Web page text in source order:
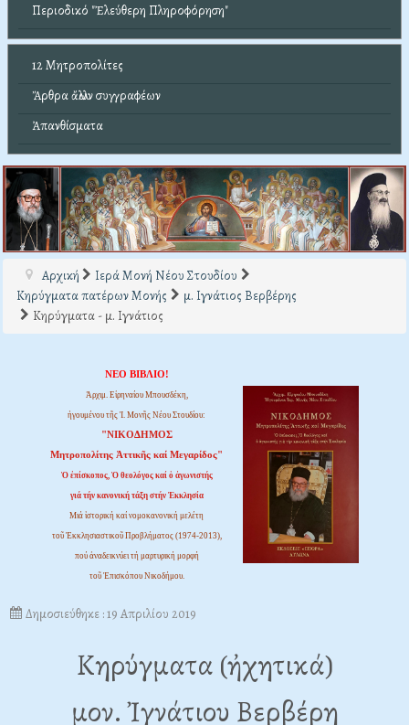
Περιοδικό "Ἐλεύθερη Πληροφόρηση"
12 Μητροπολίτες
Ἄρθρα ἄλλων συγγραφέων
Ἀπανθίσματα
Αρχική
Ιερά Μονή Νέου Στουδίου
Κηρύγματα πατέρων Μονής
μ. Ιγνάτιος Βερβέρης
Κηρύγματα - μ. Ιγνάτιος
ΝΕΟ ΒΙΒΛΙΟ!
Ἀρχιμ. Εἰρηναίου Μπουσδέκη,
ἡγουμένου τῆς Ἱ. Μονῆς Νέου Στουδίου:
"ΝΙΚΟΔΗΜΟΣ
Μητροπολίτης Ἀττικῆς καί Μεγαρίδος"
Ὁ ἐπίσκοπος, Ὁ θεολόγος καί ὁ ἀγωνιστής
γιά τήν κανονική τάξη στήν Ἐκκλησία
Μιά ἱστορική καί νομοκανονική μελέτη
τοῦ Ἐκκλησιαστικοῦ Προβλήματος (1974-2013),
πού ἀναδεικνύει τή μαρτυρική μορφή
τοῦ Ἐπισκόπου Νικοδήμου.
Δημοσιεύθηκε : 19 Απριλίου 2019
Κηρύγματα (ἠχητικά)
μον. Ἰγνάτιου Βερβέρη